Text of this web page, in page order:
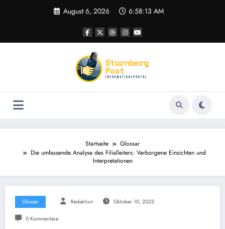
August 6, 2026 6:58:14 AM
Startseite
Glossar
Die umfassende Analyse des Filialleiters: Verborgene Einsichten und
Interpretationen
Glossar Redaktion Oktober 10, 2025
0 Kommentare